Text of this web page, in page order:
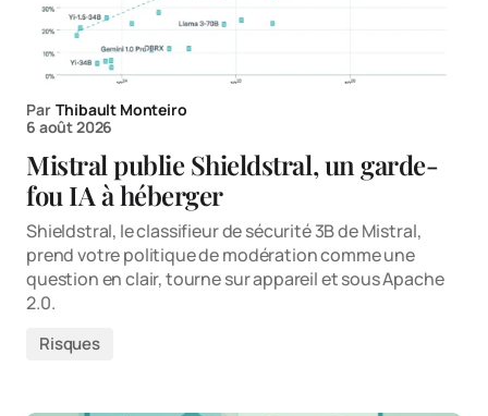
Par Thibault Monteiro
6 août 2026
Mistral publie Shieldstral, un garde-
fou IA à héberger
Shieldstral, le classifieur de sécurité 3B de Mistral,
prend votre politique de modération comme une
question en clair, tourne sur appareil et sous Apache
2.0.
Risques